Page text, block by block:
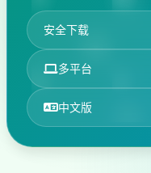
安全下载
多平台
中文版